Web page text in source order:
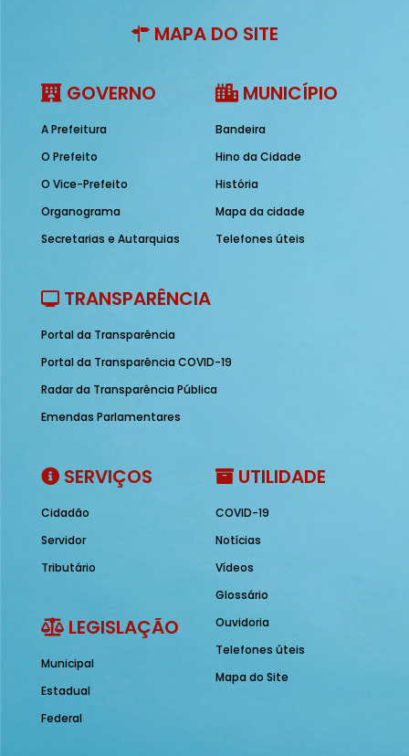
MAPA DO SITE
GOVERNO
A Prefeitura
O Prefeito
O Vice-Prefeito
Organograma
Secretarias e Autarquias
MUNICÍPIO
Bandeira
Hino da Cidade
História
Mapa da cidade
Telefones úteis
TRANSPARÊNCIA
Portal da Transparência
Portal da Transparência COVID-19
Radar da Transparência Pública
Emendas Parlamentares
SERVIÇOS
Cidadão
Servidor
Tributário
LEGISLAÇÃO
Municipal
Estadual
Federal
UTILIDADE
COVID-19
Notícias
Vídeos
Glossário
Ouvidoria
Telefones úteis
Mapa do Site